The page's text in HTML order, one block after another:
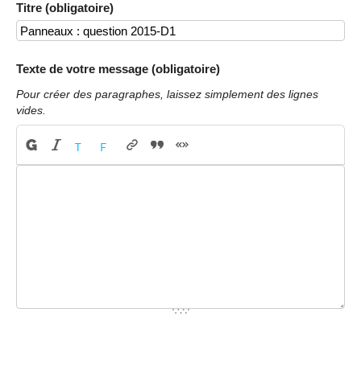
Titre (obligatoire)
Texte de votre message (obligatoire)
Pour créer des paragraphes, laissez simplement des lignes
vides.